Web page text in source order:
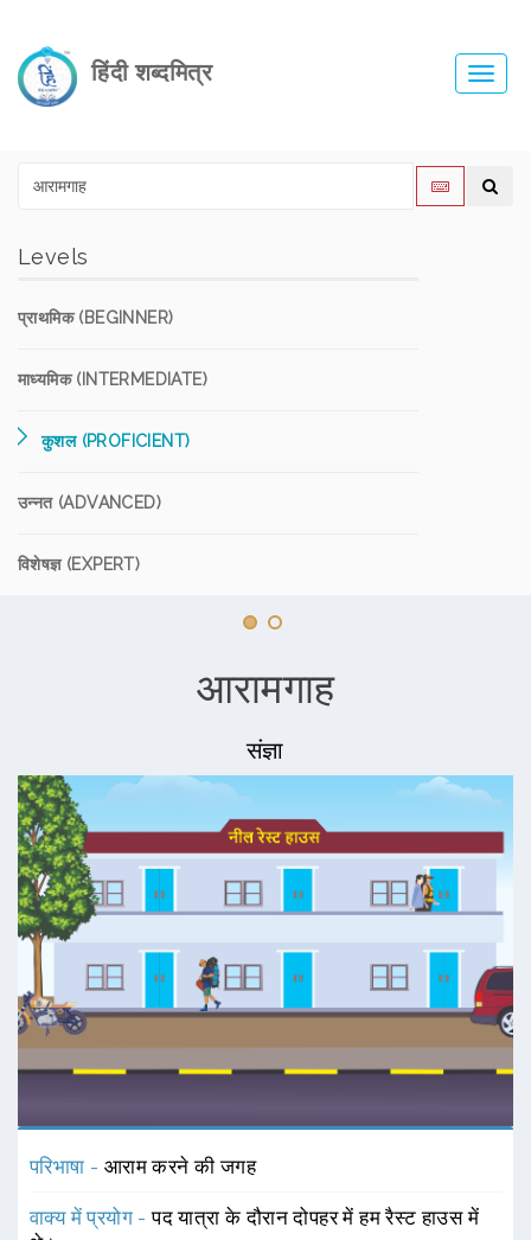
हिंदी शब्दमित्र
Levels
प्राथमिक (BEGINNER)
माध्यमिक (INTERMEDIATE)
कुशल (PROFICIENT)
उन्नत (ADVANCED)
विशेषज्ञ (EXPERT)
आरामगाह
संज्ञा
परिभाषा - आराम करने की जगह
वाक्य में प्रयोग -पद यात्रा के दौरान दोपहर में हम रैस्ट हाउस में